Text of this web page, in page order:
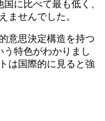
に比べて最も低く、
ませんでした。
意思決定構造を持つ
特色がわかりまし
は国際的に見ると強